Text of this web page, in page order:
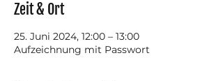
Zeit & Ort
25. Juni 2024, 12:00 – 13:00
Aufzeichnung mit Passwort